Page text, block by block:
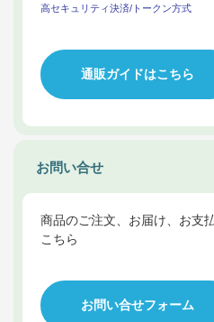
高セキュリティ決済/トークン方式
通販ガイドはこちら
お問い合せ
商品のご注文、お届け、お支
こちら
お問い合せフォーム